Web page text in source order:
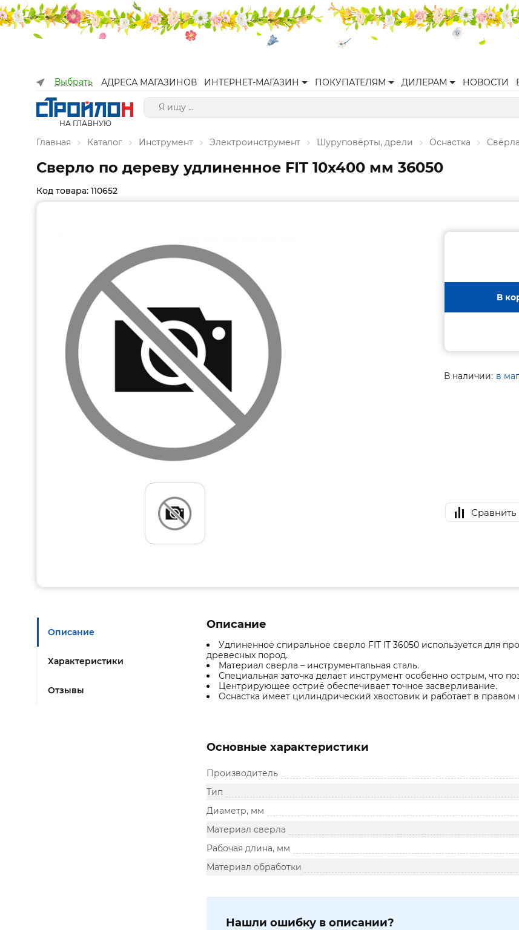
Выбрать АДРЕСА МАГАЗИНОВ ИНТЕРНЕТ-МАГАЗИН ПОКУПАТЕЛЯМ ДИЛЕРАМ НОВОСТИ
НА ГЛАВНУЮ
Главная Каталог Инструмент Электроинструмент Шуруповёрты, дрели Оснастка
Сверло по дереву удлиненное FIT 10х400 мм 36050
Код товара: 110652
В
В наличии: в
Сравнить
Описание
Характеристики
Отзывы
Описание
Удлиненное спиральное сверло FIT IT 36050 используется для
древесных пород.
Материал сверла – инструментальная сталь.
Специальная заточка делает инструмент особенно острым, что
Центрирующее остриё обеспечивает точное засверливание.
Оснастка имеет цилиндрический хвостовик и работает в
Основные характеристики
Производитель
Тип
Диаметр, мм
Материал сверла
Рабочая длина, мм
Материал обработки
Нашли ошибку в описании?